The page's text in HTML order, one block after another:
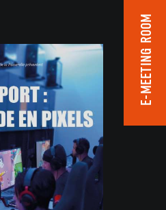
E-MEETING ROOM